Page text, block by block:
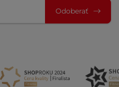
Odoberať